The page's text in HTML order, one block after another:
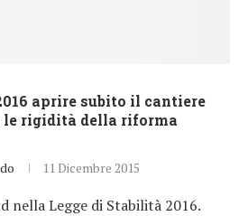
aprire subito il cantiere
le rigidità della riforma
11 Dicembre 2015
nella Legge di Stabilità 2016.